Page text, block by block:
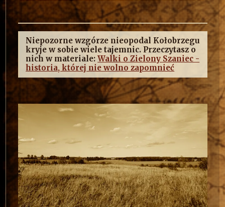
Niepozorne wzgórze nieopodal Kołobrzegu
kryje w sobie wiele tajemnic. Przeczytasz o
nich w materiale:Walki o Zielony Szaniec -
historia, której nie wolno zapomnieć